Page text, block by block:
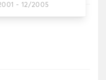
- 12/2005